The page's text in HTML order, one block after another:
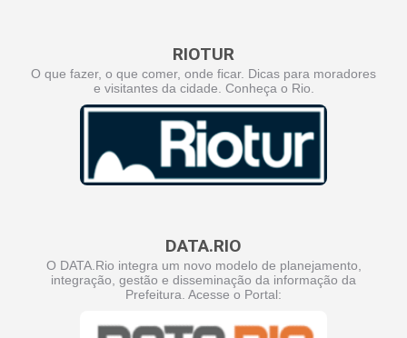
RIOTUR
O que fazer, o que comer, onde ficar. Dicas para moradores
e visitantes da cidade. Conheça o Rio.
DATA.RIO
O DATA.Rio integra um novo modelo de planejamento,
integração, gestão e disseminação da informação da
Prefeitura. Acesse o Portal: